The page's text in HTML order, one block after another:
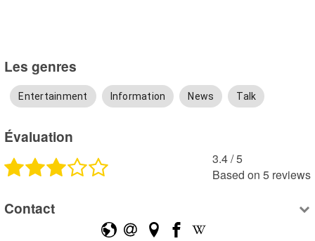
Les genres
Entertainment Information News Talk
Évaluation
3.4 /5
Based on 5 reviews
Contact